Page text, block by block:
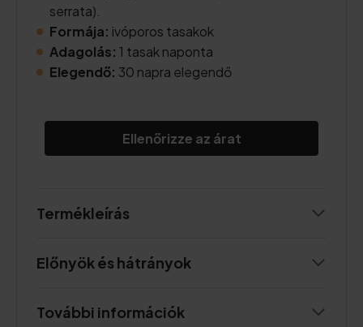
serrata).
Formája: ivóporos tasakok
Adagolás: 1 tasak naponta
Elegendő: 30 napra elegendő
Ellenőrizze az árat
Termékleírás
Előnyök és hátrányok
További információk